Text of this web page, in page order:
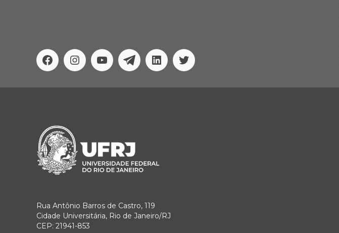
FacebookInstagram
YoutubeTelegramLinkedinTwitter
Rua Antônio Barros de Castro, 119
Cidade Universitária, Rio de Janeiro/RJ
CEP: 21941-853